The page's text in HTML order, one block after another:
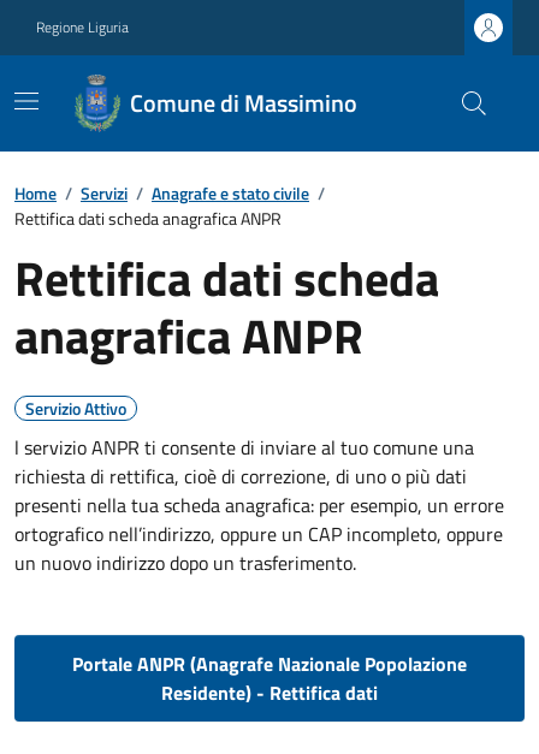
Regione Liguria
Comune di Massimino
Home / Servizi / Anagrafe e stato civile /
Rettifica dati scheda anagrafica ANPR
Rettifica dati scheda
anagrafica ANPR
Servizio Attivo
l servizio ANPR ti consente di inviare al tuo comune una
richiesta di rettifica, cioè di correzione, di uno o più dati
presenti nella tua scheda anagrafica: per esempio, un errore
ortografico nell’indirizzo, oppure un CAP incompleto, oppure
un nuovo indirizzo dopo un trasferimento.
Portale ANPR (Anagrafe Nazionale Popolazione
Residente) - Rettifica dati